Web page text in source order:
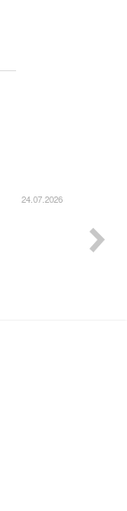
24.07.2026